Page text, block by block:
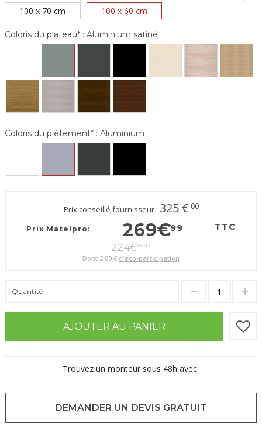
100 x 70 cm
100 x 60 cm
Coloris du plateau* : Aluminium satiné
Coloris du piètement* : Aluminium
Prix conseillé fournisseur : 325 € 00
Prix Matelpro: 269€99 TTC
224€99 HT
Dont 2,00 € d'éco-participation
Quantité
AJOUTER AU PANIER
Trouvez un monteur sous 48h avec
DEMANDER UN DEVIS GRATUIT